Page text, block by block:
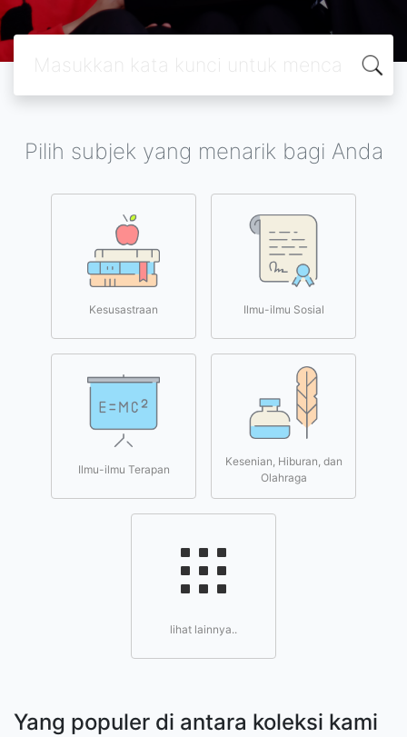
Pilih subjek yang menarik bagi Anda
Kesusastraan Ilmu-ilmu Sosial
Ilmu-ilmu Terapan
Kesenian, Hiburan, dan
Olahraga
lihat lainnya..
Yang populer di antara koleksi kami